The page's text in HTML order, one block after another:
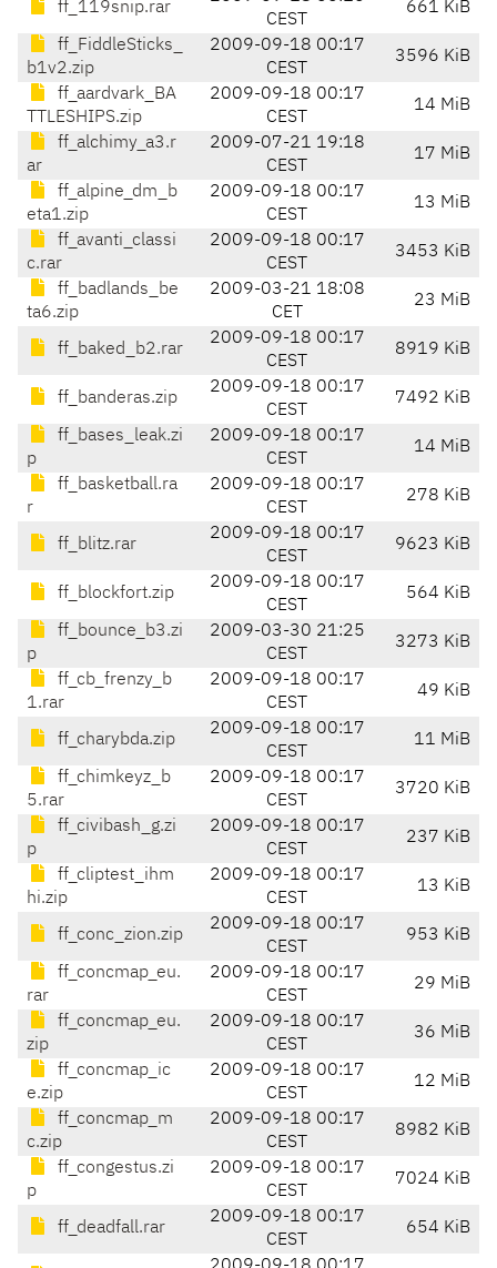
ff_119snip.rar
CEST
661 KiB
ff_FiddleSticks_
b1v2.zip
2009-09-18 00:17
CEST
3596 KiB
ff_aardvark_BA
TTLESHIPS.zip
2009-09-18 00:17
CEST
14 MiB
ff_alchimy_a3.r
ar
2009-07-21 19:18
CEST
17 MiB
ff_alpine_dm_b
eta1.zip
2009-09-18 00:17
CEST
13 MiB
ff_avanti_classi
c.rar
2009-09-18 00:17
CEST
3453 KiB
ff_badlands_be
ta6.zip
2009-03-21 18:08
CET
23 MiB
ff_baked_b2.rar
2009-09-18 00:17
CEST
8919 KiB
ff_banderas.zip
2009-09-18 00:17
CEST
7492 KiB
ff_bases_leak.zi
p
2009-09-18 00:17
CEST
14 MiB
ff_basketball.ra
r
2009-09-18 00:17
CEST
278 KiB
ff_blitz.rar
2009-09-18 00:17
CEST
9623 KiB
ff_blockfort.zip
2009-09-18 00:17
CEST
564 KiB
ff_bounce_b3.zi
p
2009-03-30 21:25
CEST
3273 KiB
ff_cb_frenzy_b
1.rar
2009-09-18 00:17
CEST
49 KiB
ff_charybda.zip
2009-09-18 00:17
CEST
11 MiB
ff_chimkeyz_b
5.rar
2009-09-18 00:17
CEST
3720 KiB
ff_civibash_g.zi
p
2009-09-18 00:17
CEST
237 KiB
ff_cliptest_ihm
hi.zip
2009-09-18 00:17
CEST
13 KiB
ff_conc_zion.zip
2009-09-18 00:17
CEST
953 KiB
ff_concmap_eu.
rar
2009-09-18 00:17
CEST
29 MiB
ff_concmap_eu.
zip
2009-09-18 00:17
CEST
36 MiB
ff_concmap_ic
e.zip
2009-09-18 00:17
CEST
12 MiB
ff_concmap_m
c.zip
2009-09-18 00:17
CEST
8982 KiB
ff_congestus.zi
p
2009-09-18 00:17
CEST
7024 KiB
ff_deadfall.rar
2009-09-18 00:17
CEST
654 KiB